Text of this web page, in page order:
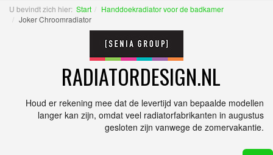
U bevindt zich hier: Start
Handdoekradiator voor de badkamer
Joker Chroomradiator
RADIATORDESIGN.NL
Houd er rekening mee dat de levertijd van bepaalde modellen
langer kan zijn, omdat veel radiatorfabrikanten in augustus
gesloten zijn vanwege de zomervakantie.